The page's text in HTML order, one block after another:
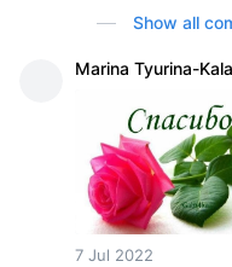
Show all
Marina Tyurina-
7 Jul 2022